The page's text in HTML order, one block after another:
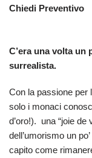
Chiedi Preventivo
C’era una volta un
surrealista.
Con la passione per
solo i monaci
d’oro!). una “joie
dell’umorismo un
capito come